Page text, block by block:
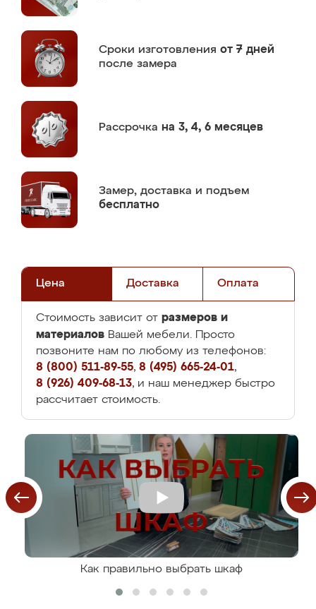
Сроки изготовления от 7 дней
после замера
Рассрочка на 3, 4, 6 месяцев
Замер, доставка и подъем
бесплатно
Цена Доставка Оплата
Стоимость зависит от размеров и
материалов Вашей мебели. Просто
позвоните нам по любому из телефонов:
8 (800) 511-89-55, 8 (495) 665-24-01,
8 (926) 409-68-13, и наш менеджер быстро
рассчитает стоимость.
Как правильно выбрать шкаф